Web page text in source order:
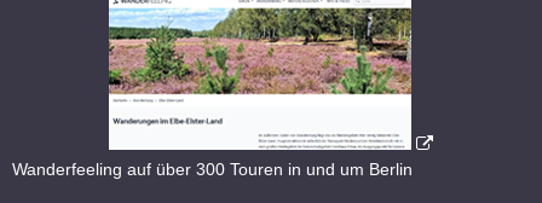
Wanderfeeling auf über 300 Touren in und um Berlin